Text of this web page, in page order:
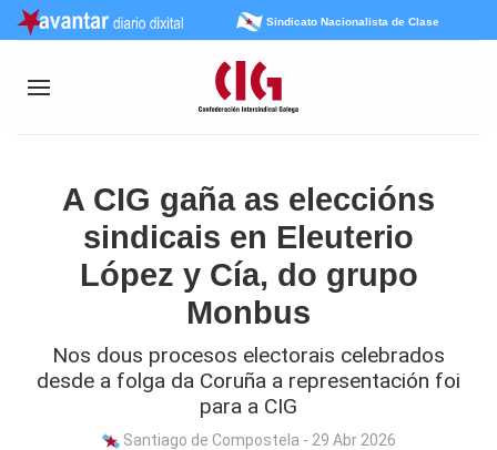
Sindicato Nacionalista de Clase
A CIG gaña as eleccións
sindicais en Eleuterio
López y Cía, do grupo
Monbus
Nos dous procesos electorais celebrados
desde a folga da Coruña a representación foi
para a CIG
Santiago de Compostela - 29 Abr 2026